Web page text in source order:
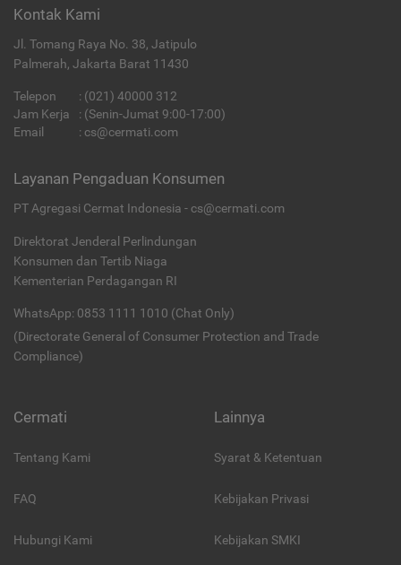
Kontak Kami
Jl. Tomang Raya No. 38, Jatipulo
Palmerah, Jakarta Barat 11430
Telepon : (021) 40000 312
Jam Kerja
: (Senin-Jumat 9:00-17:00)
Email
: cs@cermati.com
Layanan Pengaduan Konsumen
PT Agregasi Cermat Indonesia - cs@cermati.com
Direktorat Jenderal Perlindungan
Konsumen dan Tertib Niaga
Kementerian Perdagangan RI
WhatsApp: 0853 1111 1010 (Chat Only)
(Directorate General of Consumer Protection and Trade
Compliance)
Cermati
Tentang Kami
FAQ
Hubungi Kami
Lainnya
Syarat & Ketentuan
Kebijakan Privasi
Kebijakan SMKI